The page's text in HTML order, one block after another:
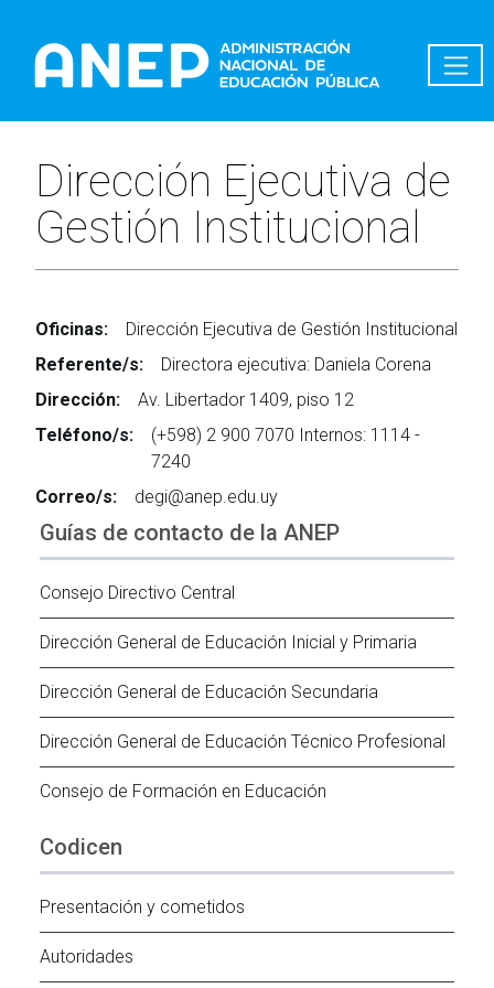
Dirección Ejecutiva de
Gestión Institucional
Oficinas:
Dirección Ejecutiva de Gestión Institucional
Referente/s:
Directora ejecutiva: Daniela Corena
Dirección:
Av. Libertador 1409, piso 12
Teléfono/s:
(+598) 2 900 7070 Internos: 1114 -
7240
Correo/s:
degi@anep.edu.uy
Guías de contacto de la ANEP
Consejo Directivo Central
Dirección General de Educación Inicial y Primaria
Dirección General de Educación Secundaria
Dirección General de Educación Técnico Profesional
Consejo de Formación en Educación
Codicen
Presentación y cometidos
Autoridades